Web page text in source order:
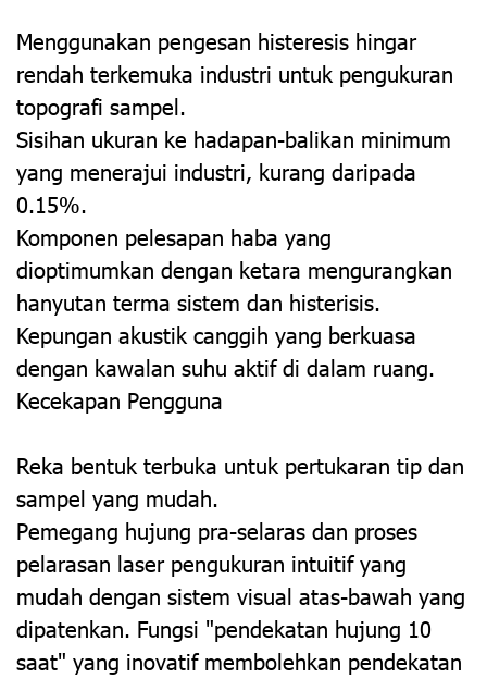
Menggunakan pengesan histeresis hingar
rendah terkemuka industri untuk pengukuran
topografi sampel.
Sisihan ukuran ke hadapan-balikan minimum
yang menerajui industri, kurang daripada
0.15%.
Komponen pelesapan haba yang
dioptimumkan dengan ketara mengurangkan
hanyutan terma sistem dan histerisis.
Kepungan akustik canggih yang berkuasa
dengan kawalan suhu aktif di dalam ruang.
Kecekapan Pengguna
Reka bentuk terbuka untuk pertukaran tip dan
sampel yang mudah.
Pemegang hujung pra-selaras dan proses
pelarasan laser pengukuran intuitif yang
mudah dengan sistem visual atas-bawah yang
dipatenkan. Fungsi "pendekatan hujung 10
saat" yang inovatif membolehkan pendekatan